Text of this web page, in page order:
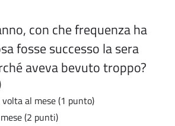
con che frequenza ha
fosse successo la sera
aveva bevuto troppo?
al mese (1 punto)
(2 punti)